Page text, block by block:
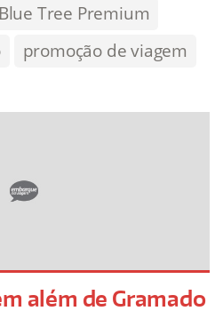
Blue Tree Premium
promoção de viagem
além de Gramado